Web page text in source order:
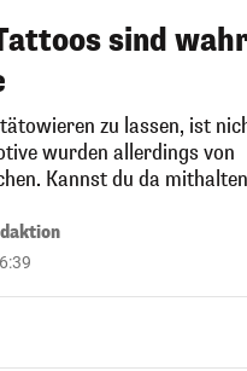
sind
zu lassen, ist
wurden allerdings von
Kannst du da